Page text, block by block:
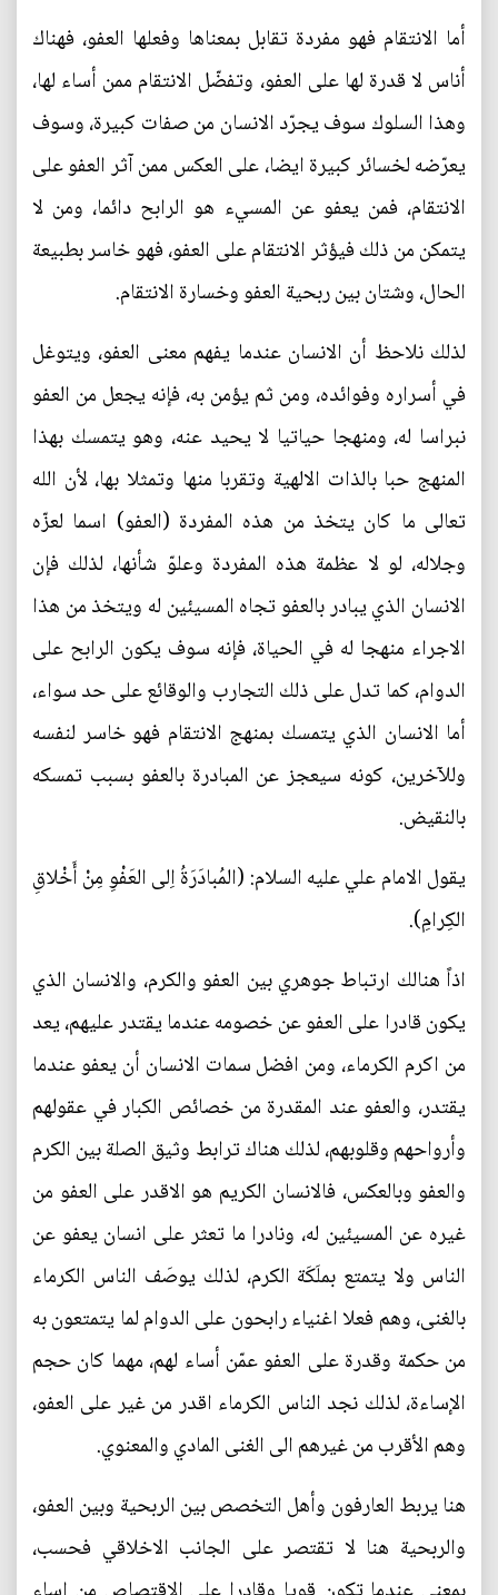
أما الانتقام فهو مفردة تقابل بمعناها وفعلها العفو، فهناك
أناس لا قدرة لها على العفو، وتفضّل الانتقام ممن أساء لها،
وهذا السلوك سوف يجرّد الانسان من صفات كبيرة، وسوف
يعرّضه لخسائر كبيرة ايضا، على العكس ممن آثر العفو على
الانتقام، فمن يعفو عن المسيء هو الرابح دائما، ومن لا
يتمكن من ذلك فيؤثر الانتقام على العفو، فهو خاسر بطبيعة
الحال، وشتان بين ربحية العفو وخسارة الانتقام.
لذلك نلاحظ أن الانسان عندما يفهم معنى العفو، ويتوغل
في أسراره وفوائده، ومن ثم يؤمن به، فإنه يجعل من العفو
نبراسا له، ومنهجا حياتيا لا يحيد عنه، وهو يتمسك بهذا
المنهج حبا بالذات الالهية وتقربا منها وتمثلا بها، لأن الله
تعالى ما كان يتخذ من هذه المفردة (العفو) اسما لعزّه
وجلاله، لو لا عظمة هذه المفردة وعلوّ شأنها، لذلك فإن
الانسان الذي يبادر بالعفو تجاه المسيئين له ويتخذ من هذا
الاجراء منهجا له في الحياة، فإنه سوف يكون الرابح على
الدوام، كما تدل على ذلك التجارب والوقائع على حد سواء،
أما الانسان الذي يتمسك بمنهج الانتقام فهو خاسر لنفسه
وللآخرين، كونه سيعجز عن المبادرة بالعفو بسبب تمسكه
بالنقيض.
يقول الامام علي عليه السلام: (المُبادَرَةُ اِلى العَفْوِ مِنْ أَخْلاقِ
الكِرامِ).
اذاً هنالك ارتباط جوهري بين العفو والكرم، والانسان الذي
يكون قادرا على العفو عن خصومه عندما يقتدر عليهم، يعد
من اكرم الكرماء، ومن افضل سمات الانسان أن يعفو عندما
يقتدر، والعفو عند المقدرة من خصائص الكبار في عقولهم
وأرواحهم وقلوبهم، لذلك هناك ترابط وثيق الصلة بين الكرم
والعفو وبالعكس، فالانسان الكريم هو الاقدر على العفو من
غيره عن المسيئين له، ونادرا ما تعثر على انسان يعفو عن
الناس ولا يتمتع بملَكَة الكرم، لذلك يوصَف الناس الكرماء
بالغنى، وهم فعلا اغنياء رابحون على الدوام لما يتمتعون به
من حكمة وقدرة على العفو عمّن أساء لهم، مهما كان حجم
الإساءة، لذلك نجد الناس الكرماء اقدر من غير على العفو،
وهم الأقرب من غيرهم الى الغنى المادي والمعنوي.
هنا يربط العارفون وأهل التخصص بين الربحية وبين العفو،
والربحية هنا لا تقتصر على الجانب الاخلاقي فحسب،